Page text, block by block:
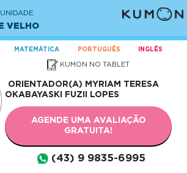
VELHO
MATEMÁTICA PORTUGUÊS INGLÊS
KUMON NO TABLET
ORIENTADOR(A) MYRIAM TERESA
OKABAYASKI FUZII LOPES
AGENDE UMA AVALIAÇÃO
GRATUITA!
(43) 9 9835-6995